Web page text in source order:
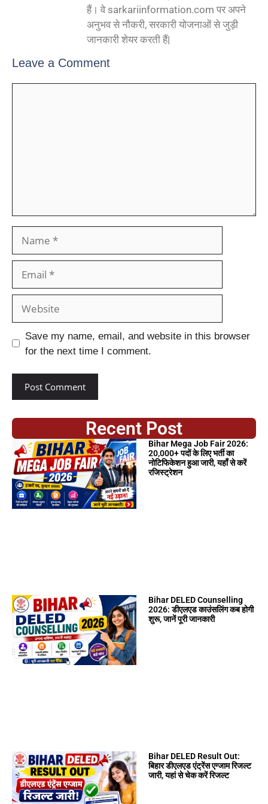
हैं। वे sarkariinformation.com पर अपने
अनुभव से नौकरी, सरकारी योजनाओं से जुड़ी
जानकारी शेयर करती हैं|
Leave a Comment
Save my name, email, and website in this browser
for the next time I comment.
Recent Post
Bihar Mega Job Fair 2026:
20,000+ पदों के लिए भर्ती का
नोटिफिकेशन हुआ जारी, यहाँ से करें
रजिस्ट्रेशन
Bihar DELED Counselling
2026: डीएलएड काउंसलिंग कब होगी
शुरू, जानें पूरी जानकारी
Bihar DELED Result Out:
बिहार डीएलएड एंट्रेंस एग्जाम रिजल्ट
जारी, यहां से चेक करें रिजल्ट